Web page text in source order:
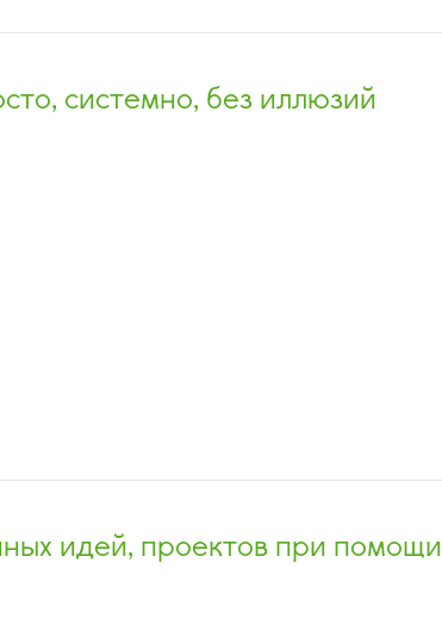
системно, без иллюзий
идей, проектов при помощи